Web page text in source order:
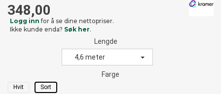
348,00
Logg inn for å se dine nettopriser.
Ikke kunde enda? Søk her.
Lengde
4,6 meter
Farge
Hvit Sort